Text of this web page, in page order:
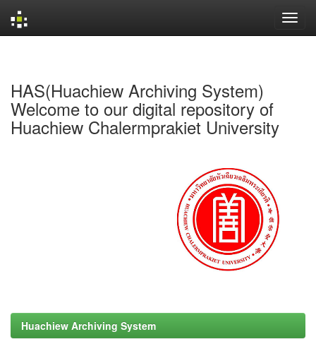
HAS(Huachiew Archiving System)
Welcome to our digital repository of
Huachiew Chalermprakiet University
Huachiew Archiving System